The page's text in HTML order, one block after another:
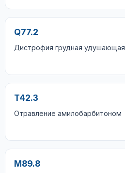
Q77.2
Дистрофия грудная удушающая
T42.3
Отравление амилобарбитоном
M89.8